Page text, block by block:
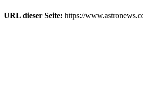
URL dieser Seite: https://